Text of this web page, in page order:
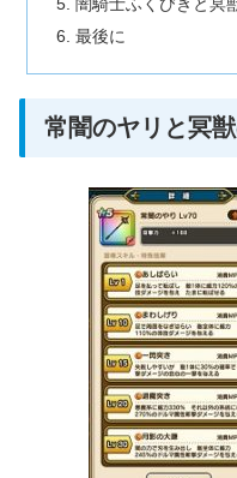
最後に
常闇のヤリと冥